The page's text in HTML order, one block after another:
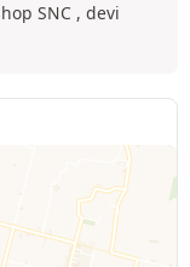
SNC , devi